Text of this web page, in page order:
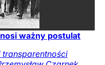
ważny postulat
transparentności